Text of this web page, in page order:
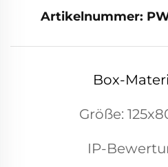
Artikelnummer:
Box-
Größe:
IP-